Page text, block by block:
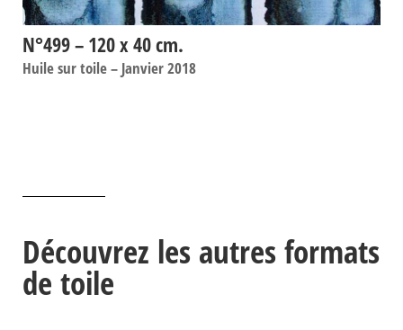
N°499 – 120 x 40 cm.
Huile sur toile – Janvier 2018
Découvrez les autres formats
de toile